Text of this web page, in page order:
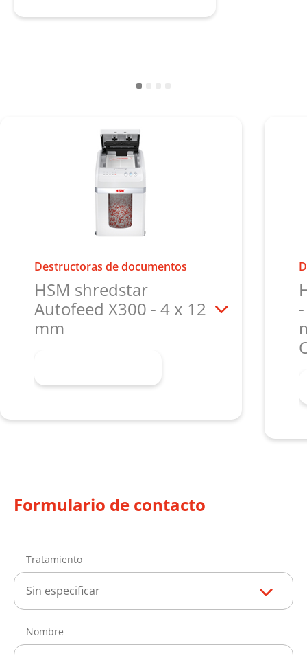
Destructoras de documentos
HSM shredstar
Autofeed X300 - 4 x 12
mm
Formulario de contacto
Tratamiento
Sin especificar
Nombre